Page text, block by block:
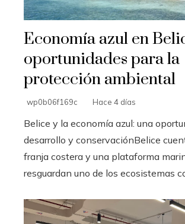
Economía azul en
oportunidades para la
protección ambiental
wp0b06f169c Hace 4 días
Belice y la economía azul: una
desarrollo y conservaciónBelice
franja costera y una plataforma
resguardan uno de los ecosistemas